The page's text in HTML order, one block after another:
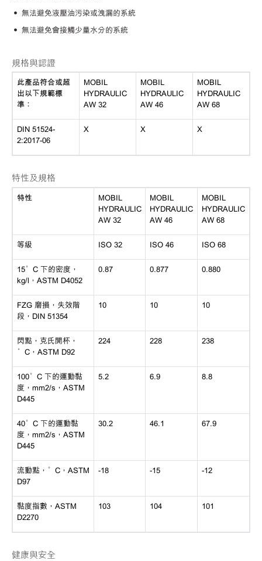
• 無法避免液壓油污染或洩漏的系統
• 無法避免會接觸少量水分的系統
規格與認證
此產品符合或超
出以下規範標
準：
MOBIL
HYDRAULIC
AW 32
MOBIL
HYDRAULIC
AW 46
MOBIL
HYDRAULIC
AW 68
DIN 51524-
2:2017-06
X X X
特性及規格
特性
MOBIL
HYDRAULIC
AW 32
MOBIL
HYDRAULIC
AW 46
MOBIL
HYDRAULIC
AW 68
等級 ISO 32 ISO 46 ISO 68
15°C 下的密度，
kg/l，ASTM D4052
0.87 0.877 0.880
FZG 磨損，失效階
段，DIN 51354
10 10 10
閃點，克氏開杯，
°C，ASTM D92
224 228 238
100°C 下的運動黏
度，mm2/s，ASTM
D445
5.2 6.9 8.8
40°C 下的運動黏
度，mm2/s，ASTM
D445
30.2 46.1 67.9
流動點，°C，ASTM
D97
-18 -15 -12
黏度指數，ASTM
D2270
103 104 101
健康與安全